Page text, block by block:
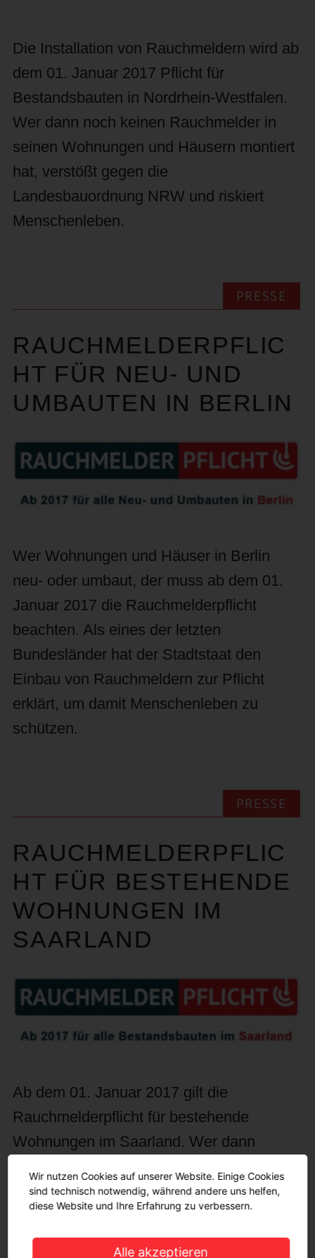
Die Installation von Rauchmeldern wird ab
dem 01. Januar 2017 Pflicht für
Bestandsbauten in Nordrhein-Westfalen.
Wer dann noch keinen Rauchmelder in
seinen Wohnungen und Häusern montiert
hat, verstößt gegen die
Landesbauordnung NRW und riskiert
Menschenleben.
PRESSE
RAUCHMELDERPFLIC
HT FÜR NEU- UND
UMBAUTEN IN BERLIN
Wer Wohnungen und Häuser in Berlin
neu- oder umbaut, der muss ab dem 01.
Januar 2017 die Rauchmelderpflicht
beachten. Als eines der letzten
Bundesländer hat der Stadtstaat den
Einbau von Rauchmeldern zur Pflicht
erklärt, um damit Menschenleben zu
schützen.
PRESSE
RAUCHMELDERPFLIC
HT FÜR BESTEHENDE
WOHNUNGEN IM
SAARLAND
Ab dem 01. Januar 2017 gilt die
Rauchmelderpflicht für bestehende
Wohnungen im Saarland. Wer dann
hohe Bußgeldstrafen drohen. Ein Einbau
kann im Ernstfall Menschenleben retten.
Wir nutzen Cookies auf unserer Website. Einige Cookies
sind technisch notwendig, während andere uns helfen,
diese Website und Ihre Erfahrung zu verbessern.
Alle akzeptieren